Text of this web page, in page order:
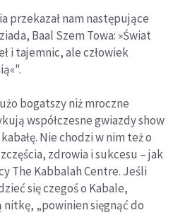
przekazał nam następujące
Baal Szem Towa: »Świat
i tajemnic, ale człowiek
bogatszy niż mroczne
współczesne gwiazdy show
Nie chodzi w nim też o
zdrowia i sukcesu – jak
The Kabbalah Centre. Jeśli
się czegoś o Kabale,
nitkę, „powinien sięgnąć do